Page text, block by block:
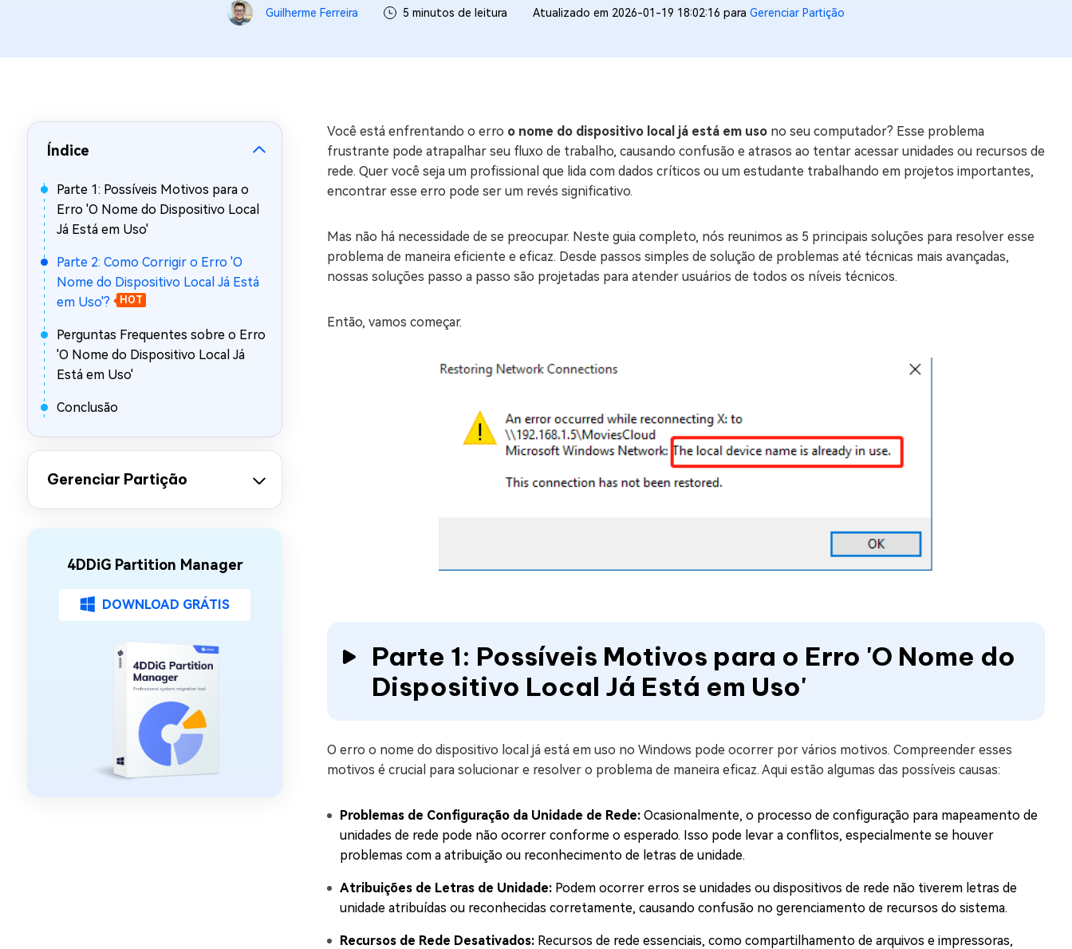
Recuperar Dados de WhatsApp no iPhone/Android
Excluir arquivos duplicados e limpar arquivos inúteis no Mac
Mac Boot Genius
Corrigir Erros de Mac Grátis
Windows 11 Upgrade Checker
Guilherme Ferreira 5 minutos de leitura Atualizado em 2026-01-19 18:02:16 para Gerenciar Partição
Índice
Parte 1: Possíveis Motivos para o
Erro 'O Nome do Dispositivo Local
Já Está em Uso'
Parte 2: Como Corrigir o Erro 'O
Nome do Dispositivo Local Já Está
em Uso'?
HOT
Perguntas Frequentes sobre o Erro
'O Nome do Dispositivo Local Já
Está em Uso'
Conclusão
Gerenciar Partição
4DDiG Partition Manager
DOWNLOAD GRÁTIS
Você está enfrentando o erro o nome do dispositivo local já está em uso no seu computador? Esse problema
frustrante pode atrapalhar seu fluxo de trabalho, causando confusão e atrasos ao tentar acessar unidades ou recursos de
rede. Quer você seja um profissional que lida com dados críticos ou um estudante trabalhando em projetos importantes,
encontrar esse erro pode ser um revés significativo.
Mas não há necessidade de se preocupar. Neste guia completo, nós reunimos as 5 principais soluções para resolver esse
problema de maneira eficiente e eficaz. Desde passos simples de solução de problemas até técnicas mais avançadas,
nossas soluções passo a passo são projetadas para atender usuários de todos os níveis técnicos.
Então, vamos começar.
Parte 1: Possíveis Motivos para o Erro 'O Nome do
Dispositivo Local Já Está em Uso'
O erro o nome do dispositivo local já está em uso no Windows pode ocorrer por vários motivos. Compreender esses
motivos é crucial para solucionar e resolver o problema de maneira eficaz. Aqui estão algumas das possíveis causas:
Problemas de Configuração da Unidade de Rede: Ocasionalmente, o processo de configuração para mapeamento de
unidades de rede pode não ocorrer conforme o esperado. Isso pode levar a conflitos, especialmente se houver
problemas com a atribuição ou reconhecimento de letras de unidade.
Atribuições de Letras de Unidade: Podem ocorrer erros se unidades ou dispositivos de rede não tiverem letras de
unidade atribuídas ou reconhecidas corretamente, causando confusão no gerenciamento de recursos do sistema.
Recursos de Rede Desativados: Recursos de rede essenciais, como compartilhamento de arquivos e impressoras,